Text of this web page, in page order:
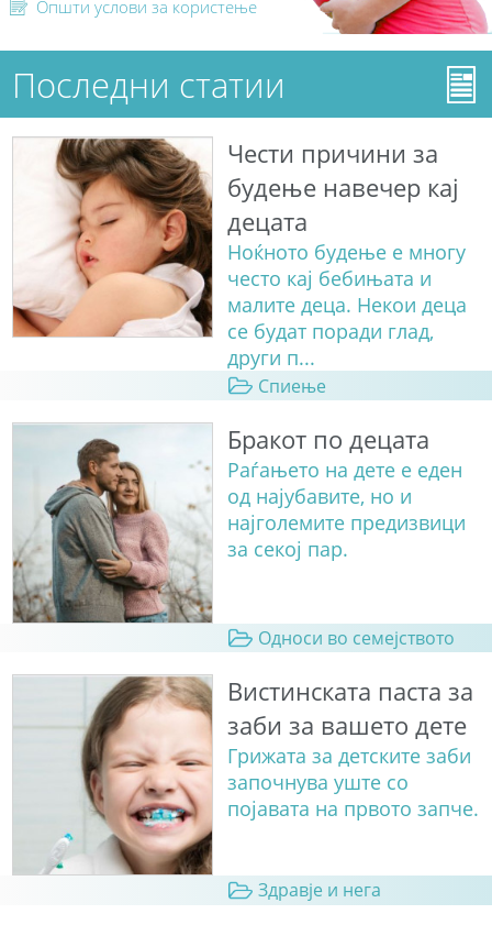
Општи услови за користење
Последни статии
Чести причини за
будење навечер кај
децата
Ноќното будење е многу
често кај бебињата и
малите деца. Некои деца
се будат поради глад,
други п...
Спиење
Бракот по децата
Раѓањето на дете е еден
од најубавите, но и
најголемите предизвици
за секој пар.
Односи во семејството
Вистинската паста за
заби за вашето дете
Грижата за детските заби
започнува уште со
појавата на првото запче.
Здравје и нега